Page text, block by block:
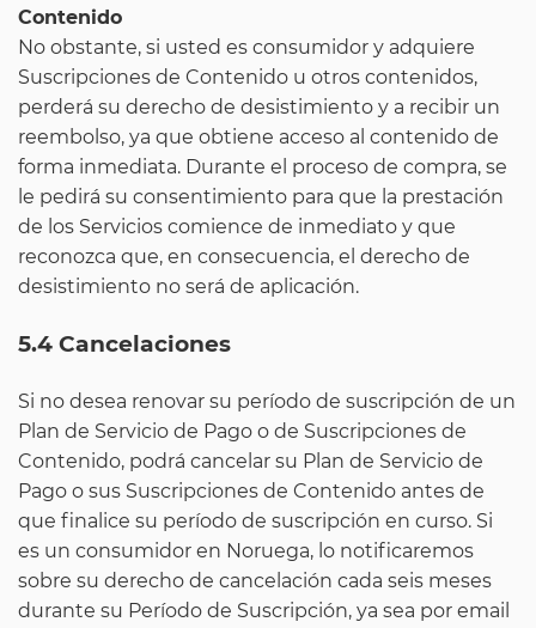
Contenido
No obstante, si usted es consumidor y adquiere
Suscripciones de Contenido u otros contenidos,
perderá su derecho de desistimiento y a recibir un
reembolso, ya que obtiene acceso al contenido de
forma inmediata. Durante el proceso de compra, se
le pedirá su consentimiento para que la prestación
de los Servicios comience de inmediato y que
reconozca que, en consecuencia, el derecho de
desistimiento no será de aplicación.
5.4 Cancelaciones
Si no desea renovar su período de suscripción de un
Plan de Servicio de Pago o de Suscripciones de
Contenido, podrá cancelar su Plan de Servicio de
Pago o sus Suscripciones de Contenido antes de
que finalice su período de suscripción en curso. Si
es un consumidor en Noruega, lo notificaremos
sobre su derecho de cancelación cada seis meses
durante su Período de Suscripción, ya sea por email